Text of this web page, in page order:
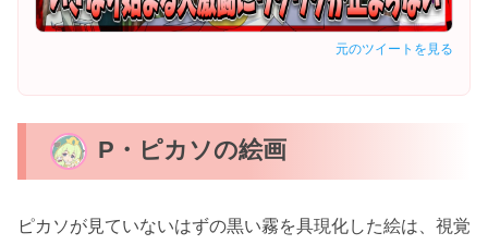
元のツイートを見る
P・ピカソの絵画
ピカソが見ていないはずの黒い霧を具現化した絵は、視覚